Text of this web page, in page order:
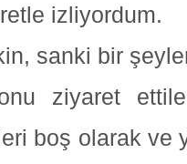
izliyordum.
sanki bir
ziyaret
boş olarak ve